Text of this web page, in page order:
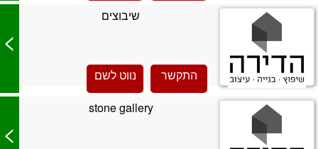
שיבוצים
התקשר נווט לשם
>
stone gallery
>